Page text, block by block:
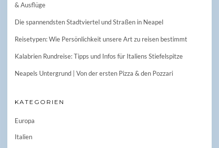
& Ausflüge
Die spannendsten Stadtviertel und Straßen in Neapel
Reisetypen: Wie Persönlichkeit unsere Art zu reisen bestimmt
Kalabrien Rundreise: Tipps und Infos für Italiens Stiefelspitze
Neapels Untergrund | Von der ersten Pizza & den Pozzari
KATEGORIEN
Europa
Italien